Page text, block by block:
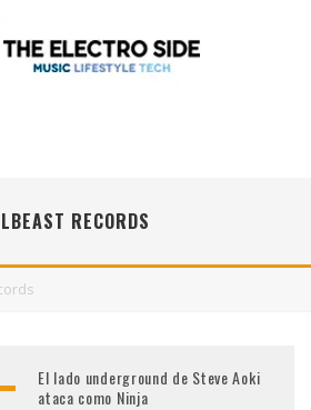
RECORDS
El lado underground de Steve Aoki
ataca como Ninja